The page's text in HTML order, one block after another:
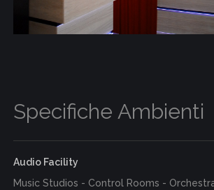
Specifiche Ambienti
Audio Facility
Music Studios - Control Rooms -